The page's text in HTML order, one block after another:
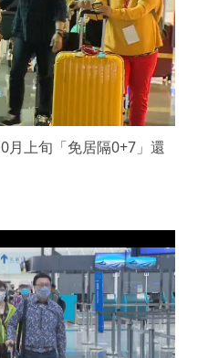
上旬「免居隔0+7」還